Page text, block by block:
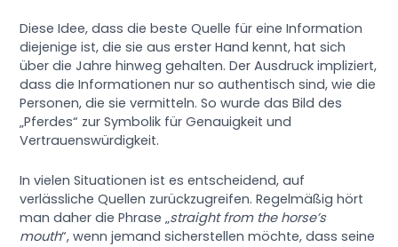
Diese Idee, dass die beste Quelle für eine Information
diejenige ist, die sie aus erster Hand kennt, hat sich
über die Jahre hinweg gehalten. Der Ausdruck impliziert,
dass die Informationen nur so authentisch sind, wie die
Personen, die sie vermitteln. So wurde das Bild des
„Pferdes“ zur Symbolik für Genauigkeit und
Vertrauenswürdigkeit.
In vielen Situationen ist es entscheidend, auf
verlässliche Quellen zurückzugreifen. Regelmäßig hört
man daher die Phrase „straight from the horse’s
mouth“, wenn jemand sicherstellen möchte, dass seine